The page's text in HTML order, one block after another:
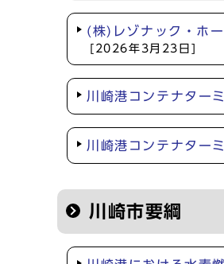
(株)レゾナック・ホ
[2026年3月23日]
川崎港コンテナター
川崎港コンテナター
川崎市要綱